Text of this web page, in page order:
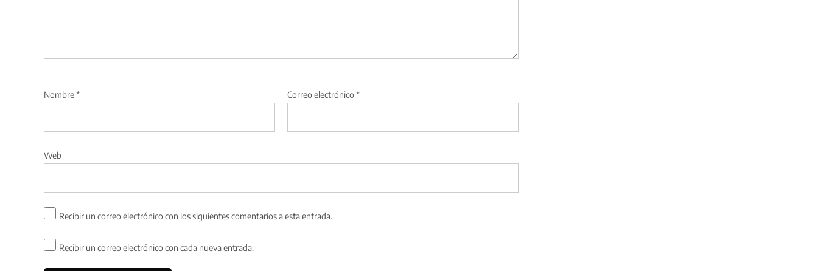
Nombre* Correo electrónico *
Web
Recibir un correo electrónico con los siguientes comentarios a esta entrada.
Recibir un correo electrónico con cada nueva entrada.